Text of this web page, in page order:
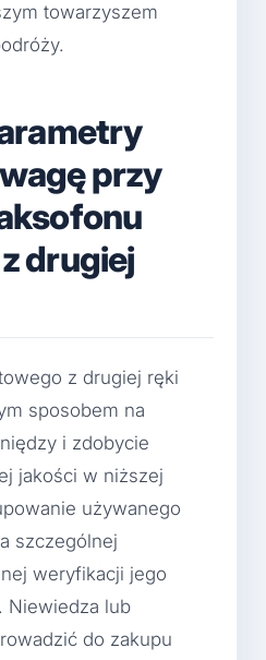
towarzyszem
przy
drugiej
z drugiej ręki
sposobem na
i zdobycie
jakości w niższej
używanego
szczególnej
weryfikacji jego
Niewiedza lub
do zakupu